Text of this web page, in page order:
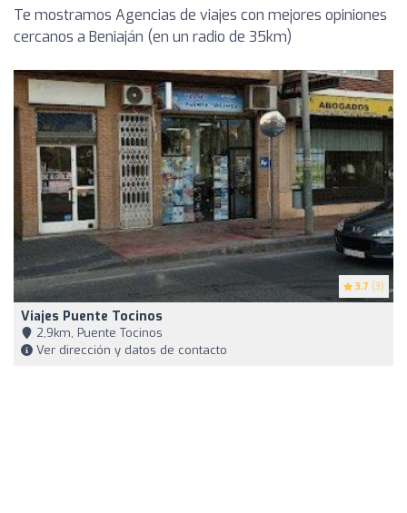
Te mostramos Agencias de viajes con mejores opiniones
cercanos a Beniaján (en un radio de 35km)
3.7 (3)
Viajes Puente Tocinos
2,9km, Puente Tocinos
Ver dirección y datos de contacto